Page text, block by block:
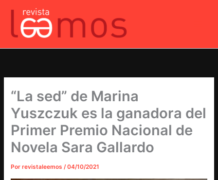
contenido
“La sed” de Marina
Yuszczuk es la ganadora del
Primer Premio Nacional de
Novela Sara Gallardo
Porrevistaleemos/04/10/2021